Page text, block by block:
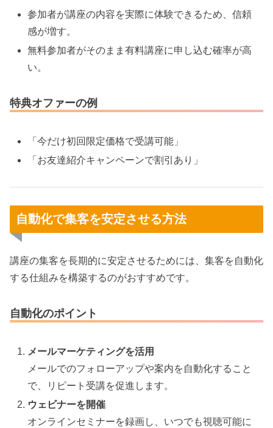
参加者が講座の内容を実際に体験できるため、信頼
感が増す。
無料参加者がそのまま有料講座に申し込む確率が高
い。
特典オファーの例
「今だけ初回限定価格で受講可能」
「お友達紹介キャンペーンで割引あり」
自動化で集客を安定させる方法
講座の集客を長期的に安定させるためには、集客を自動化
する仕組みを構築するのがおすすめです。
自動化のポイント
メールマーケティングを活用
メールでのフォローアップや案内を自動化すること
で、リピート受講を促進します。
ウェビナーを開催
オンラインセミナーを録画し、いつでも視聴可能に